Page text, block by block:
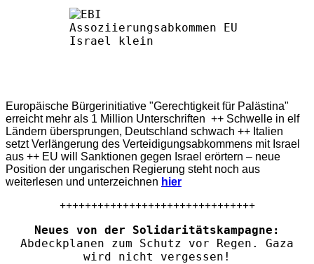
Europäische Bürgerinitiative "Gerechtigkeit für Palästina"
erreicht mehr als 1 Million Unterschriften ++ Schwelle in elf
Ländern übersprungen, Deutschland schwach ++ Italien
setzt Verlängerung des Verteidigungsabkommens mit Israel
aus ++ EU will Sanktionen gegen Israel erörtern – neue
Position der ungarischen Regierung steht noch aus
weiterlesen und unterzeichnen hier
+++++++++++++++++++++++++++++++
Neues von der Solidaritätskampagne:
Abdeckplanen zum Schutz vor Regen. Gaza
wird nicht vergessen!